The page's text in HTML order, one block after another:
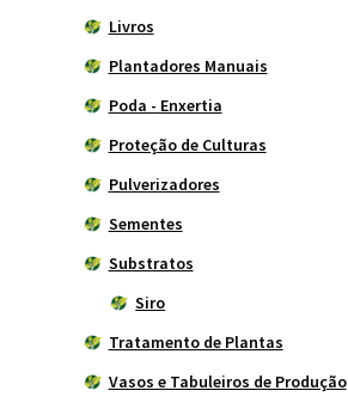
Livros
Plantadores Manuais
Poda - Enxertia
Proteção de Culturas
Pulverizadores
Sementes
Substratos
Siro
Tratamento de Plantas
Vasos e Tabuleiros de Produção